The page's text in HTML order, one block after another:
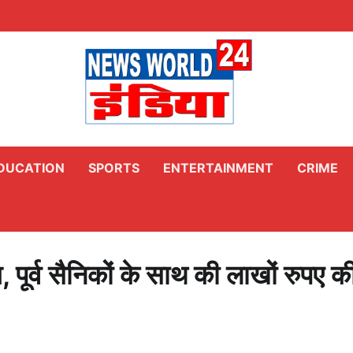
SPORTS ENTERTAINMENT CRIME
पूर्व सैनिकों के साथ की लाखों रुपए